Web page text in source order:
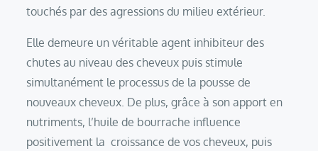
touchés par des agressions du milieu extérieur.
Elle demeure un véritable agent inhibiteur des
chutes au niveau des cheveux puis stimule
simultanément le processus de la pousse de
nouveaux cheveux. De plus, grâce à son apport en
nutriments, l’huile de bourrache influence
positivement la croissance de vos cheveux, puis